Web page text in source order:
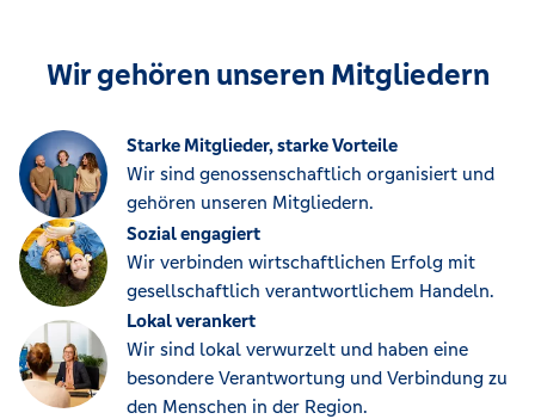
Wir gehören unseren Mitgliedern
Starke Mitglieder, starke Vorteile
Wir sind genossenschaftlich organisiert und
gehören unseren Mitgliedern.
Sozial engagiert
Wir verbinden wirtschaftlichen Erfolg mit
gesellschaftlich verantwortlichem Handeln.
Lokal verankert
Wir sind lokal verwurzelt und haben eine
besondere Verantwortung und Verbindung zu
den Menschen in der Region.